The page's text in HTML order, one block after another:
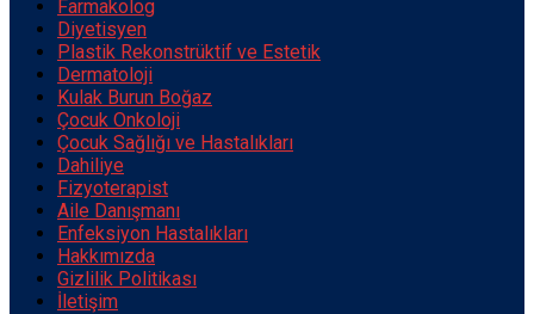
Farmakolog
Diyetisyen
Plastik Rekonstrüktif ve Estetik
Dermatoloji
Kulak Burun Boğaz
Çocuk Onkoloji
Çocuk Sağlığı ve Hastalıkları
Dahiliye
Fizyoterapist
Aile Danışmanı
Enfeksiyon Hastalıkları
Hakkımızda
Gizlilik Politikası
İletişim